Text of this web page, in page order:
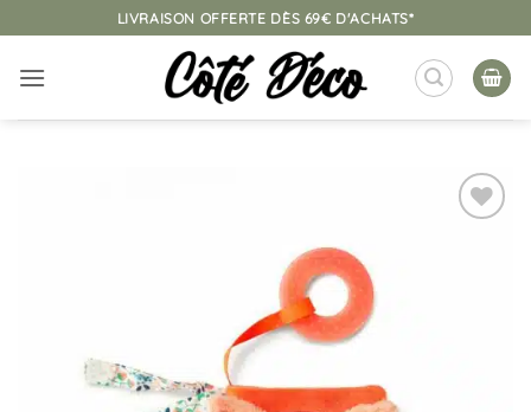
au
contenu
LIVRAISON OFFERTE DÈS 69€ D'ACHATS*